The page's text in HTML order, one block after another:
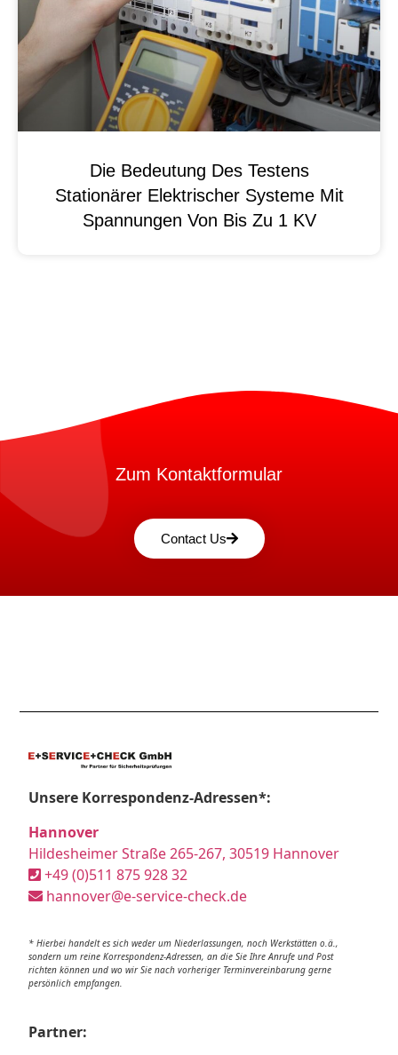
Die Bedeutung Des Testens
Stationärer Elektrischer Systeme Mit
Spannungen Von Bis Zu 1 KV
Zum Kontaktformular
Contact Us
Unsere Korrespondenz-Adressen*:
Hannover
Hildesheimer Straße 265-267, 30519 Hannover
+49 (0)511 875 928 32
hannover@e-service-check.de
* Hierbei handelt es sich weder um Niederlassungen, noch Werkstätten o.ä.,
sondern um reine Korrespondenz-Adressen, an die Sie Ihre Anrufe und Post
richten können und wo wir Sie nach vorheriger Terminvereinbarung gerne
persönlich empfangen.
Partner: